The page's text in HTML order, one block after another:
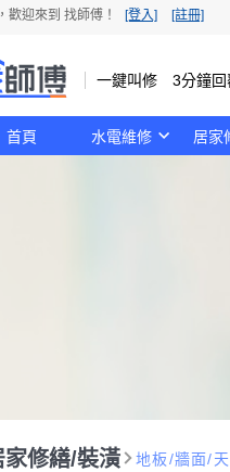
歡迎來到 找師傅！ [登入] [註冊]
一鍵叫修 3分鐘回
首頁 水電維修 居家
家修繕/裝潢 地板/牆面/